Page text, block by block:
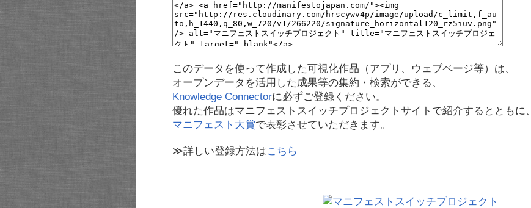
このデータを使って作成した可視化作品（アプリ、ウェブページ等）は、
オープンデータを活用した成果等の集約・検索ができる、
Knowledge Connectorに必ずご登録ください。
優れた作品はマニフェストスイッチプロジェクトサイトで紹介するとともに、
マニフェスト大賞で表彰させていただきます。
≫詳しい登録方法はこちら